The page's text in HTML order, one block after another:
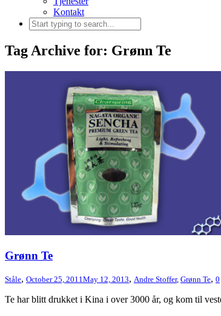
Kontakt
Tag Archive for: Grønn Te
Grønn Te
Ståle, October 25, 2011May 12, 2013, Andre Stoffer, Grønn Te, 0
Te har blitt drukket i Kina i over 3000 år, og kom til